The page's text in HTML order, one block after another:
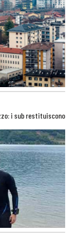
i sub restituiscono